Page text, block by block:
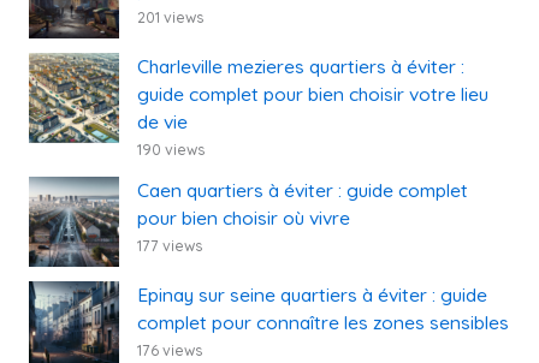
201 views
Charleville mezieres quartiers à éviter :
guide complet pour bien choisir votre lieu
de vie
190 views
Caen quartiers à éviter : guide complet
pour bien choisir où vivre
177 views
Epinay sur seine quartiers à éviter : guide
complet pour connaître les zones sensibles
176 views